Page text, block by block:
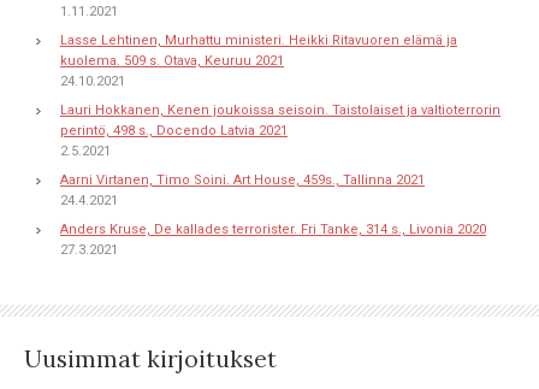
1.11.2021
Lasse Lehtinen, Murhattu ministeri. Heikki Ritavuoren elämä ja
kuolema. 509 s. Otava, Keuruu 2021
24.10.2021
Lauri Hokkanen, Kenen joukoissa seisoin. Taistolaiset ja valtioterrorin
perintö, 498 s., Docendo Latvia 2021
2.5.2021
Aarni Virtanen, Timo Soini. Art House, 459s., Tallinna 2021
24.4.2021
Anders Kruse, De kallades terrorister. Fri Tanke, 314 s., Livonia 2020
27.3.2021
Uusimmat kirjoitukset